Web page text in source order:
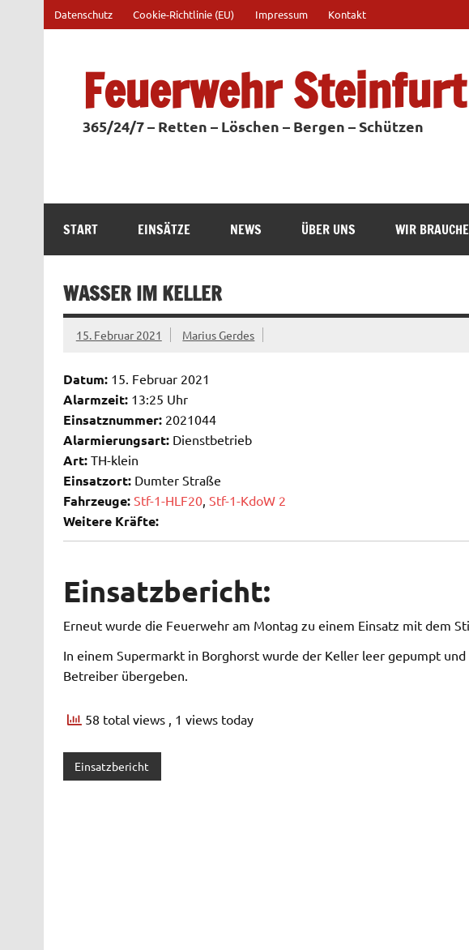
springen
Datenschutz Cookie-Richtlinie (EU) Impressum Kontakt
Feuerwehr Steinfurt
365/24/7 – Retten – Löschen – Bergen – Schützen
START EINSÄTZE NEWS ÜBER UNS WIR
WASSER IM KELLER
15. Februar 2021 Marius Gerdes
Datum:15. Februar 2021
Alarmzeit:13:25 Uhr
Einsatznummer:2021044
Alarmierungsart:Dienstbetrieb
Art:TH-klein
Einsatzort:Dumter Straße
Fahrzeuge: Stf-1-HLF20, Stf-1-KdoW 2
Weitere Kräfte:
Einsatzbericht:
Erneut wurde die Feuerwehr am Montag zu einem Einsatz mit dem
In einem Supermarkt in Borghorst wurde der Keller leer gepumpt
Betreiber übergeben.
58 total views , 1 views today
Einsatzbericht